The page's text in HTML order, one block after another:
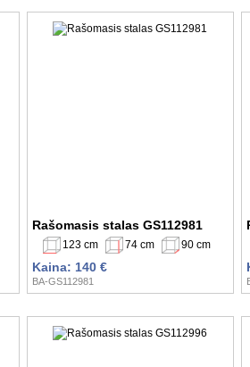
Rašomasis stalas GS112981
123 cm 74 cm 90 cm
Kaina: 140 €
BA-GS112981